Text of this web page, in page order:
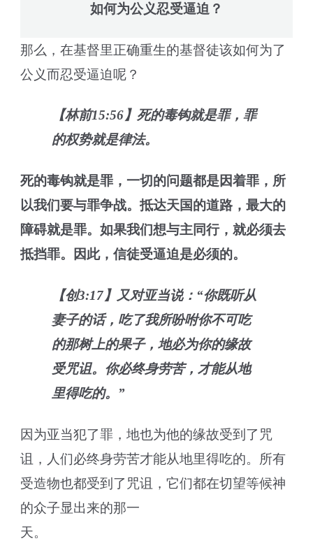
如何为公义忍受逼迫？
那么，在基督里正确重生的基督徒该如何为了
公义而忍受逼迫呢？
【林前15:56】死的毒钩就是罪，罪
的权势就是律法。
死的毒钩就是罪，一切的问题都是因着罪，所
以我们要与罪争战。抵达天国的道路，最大的
障碍就是罪。如果我们想与主同行，就必须去
抵挡罪。因此，信徒受逼迫是必须的。
【创3:17】又对亚当说：“你既听从
妻子的话，吃了我所吩咐你不可吃
的那树上的果子，地必为你的缘故
受咒诅。你必终身劳苦，才能从地
里得吃的。”
因为亚当犯了罪，地也为他的缘故受到了咒
诅，人们必终身劳苦才能从地里得吃的。所有
受造物也都受到了咒诅，它们都在切望等候神
的众子显出来的那一
天。